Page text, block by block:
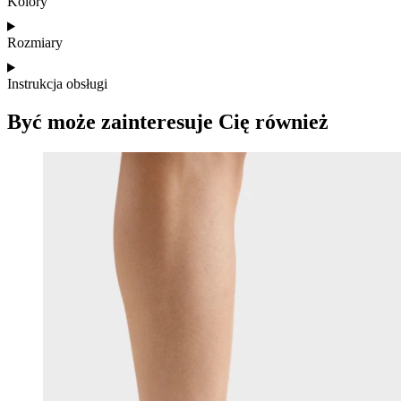
Rozmiary
Instrukcja obsługi
Być może zainteresuje Cię również